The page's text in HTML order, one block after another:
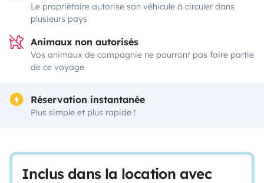
Le propriétaire autorise son véhicule à circuler dans
plusieurs pays
Animaux non autorisés
Vos animaux de compagnie ne pourront pas faire partie
de ce voyage
Réservation instantanée
Plus simple et plus rapide !
Inclus dans la location avec